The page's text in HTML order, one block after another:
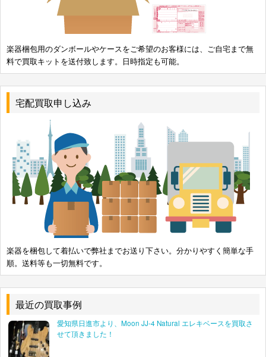
楽器梱包用のダンボールやケースをご希望のお客様には、ご自宅まで無
料で買取キットを送付致します。日時指定も可能。
宅配買取申し込み
楽器を梱包して着払いで弊社までお送り下さい。分かりやすく簡単な手
順。送料等も一切無料です。
最近の買取事例
愛知県日進市より、Moon JJ-4 Natural エレキベースを買取さ
せて頂きました！